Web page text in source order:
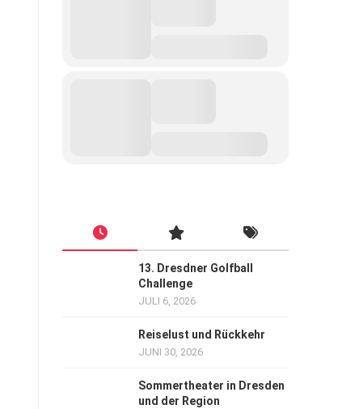
13. Dresdner Golfball
Challenge
JULI 6, 2026
Reiselust und Rückkehr
JUNI 30, 2026
Sommertheater in Dresden
und der Region